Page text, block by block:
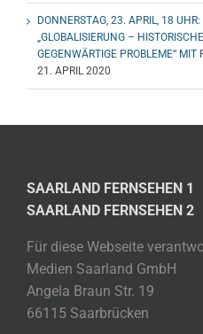
DONNERSTAG, 23. APRIL, 18 UHR:
„GLOBALISIERUNG –
GEGENWÄRTIGE PROBLEME“ MIT
21. APRIL 2020
SAARLAND FERNSEHEN 1
SAARLAND FERNSEHEN 2
Für diese Webseite
Medien Saarland GmbH
Angela Braun Str. 19
66115 Saarbrücken